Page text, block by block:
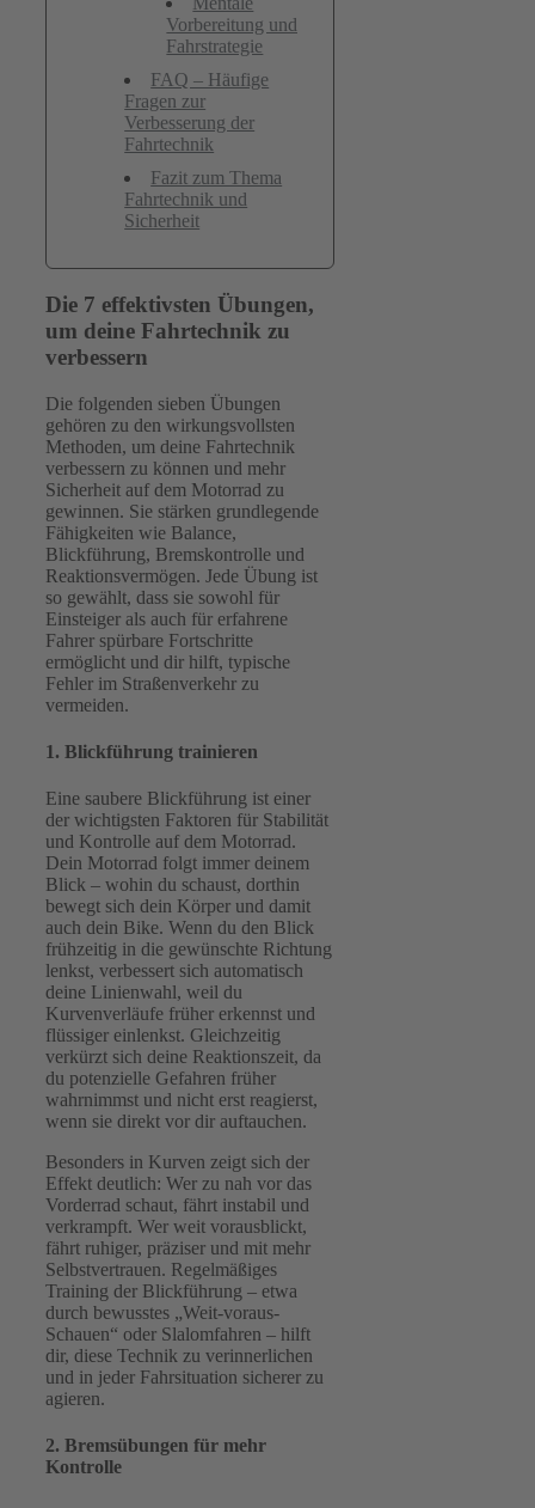
Vorbereitung und
Fahrstrategie
FAQ – Häufige
Fragen zur
Verbesserung der
Fahrtechnik
Fazit zum Thema
Fahrtechnik und
Sicherheit
Die 7 effektivsten Übungen,
um deine Fahrtechnik zu
verbessern
Die folgenden sieben Übungen
gehören zu den wirkungsvollsten
Methoden, um deine Fahrtechnik
verbessern zu können und mehr
Sicherheit auf dem Motorrad zu
gewinnen. Sie stärken grundlegende
Fähigkeiten wie Balance,
Blickführung, Bremskontrolle und
Reaktionsvermögen. Jede Übung ist
so gewählt, dass sie sowohl für
Einsteiger als auch für erfahrene
Fahrer spürbare Fortschritte
ermöglicht und dir hilft, typische
Fehler im Straßenverkehr zu
vermeiden.
1. Blickführung trainieren
Eine saubere Blickführung ist einer
der wichtigsten Faktoren für Stabilität
und Kontrolle auf dem Motorrad.
Dein Motorrad folgt immer deinem
Blick – wohin du schaust, dorthin
bewegt sich dein Körper und damit
auch dein Bike. Wenn du den Blick
frühzeitig in die gewünschte Richtung
lenkst, verbessert sich automatisch
deine Linienwahl, weil du
Kurvenverläufe früher erkennst und
flüssiger einlenkst. Gleichzeitig
verkürzt sich deine Reaktionszeit, da
du potenzielle Gefahren früher
wahrnimmst und nicht erst reagierst,
wenn sie direkt vor dir auftauchen.
Besonders in Kurven zeigt sich der
Effekt deutlich: Wer zu nah vor das
Vorderrad schaut, fährt instabil und
verkrampft. Wer weit vorausblickt,
fährt ruhiger, präziser und mit mehr
Selbstvertrauen. Regelmäßiges
Training der Blickführung – etwa
durch bewusstes „Weit-voraus-
Schauen“ oder Slalomfahren – hilft
dir, diese Technik zu verinnerlichen
und in jeder Fahrsituation sicherer zu
agieren.
2. Bremsübungen für mehr
Kontrolle